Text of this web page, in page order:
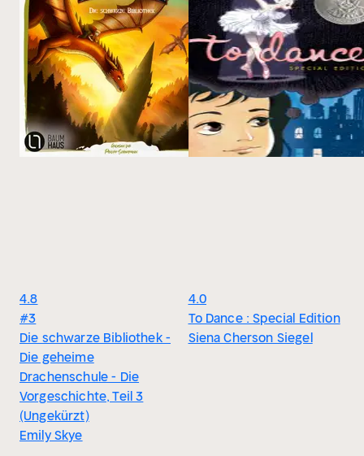
4.8
#3
Die schwarze Bibliothek -
Die geheime
Drachenschule - Die
Vorgeschichte, Teil 3
(Ungekürzt)
Emily Skye
4.0
To Dance : Special Edition
Siena Cherson Siegel